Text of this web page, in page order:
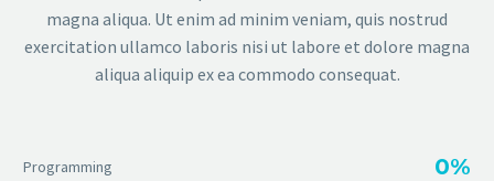
magna aliqua. Ut enim ad minim veniam, quis nostrud
exercitation ullamco laboris nisi ut labore et dolore magna
aliqua aliquip ex ea commodo consequat.
Programming 0%